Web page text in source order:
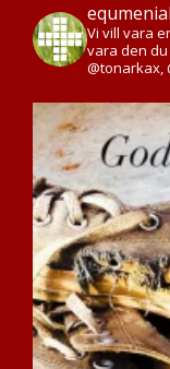
Vi vill vara
vara den
@tonarkax,